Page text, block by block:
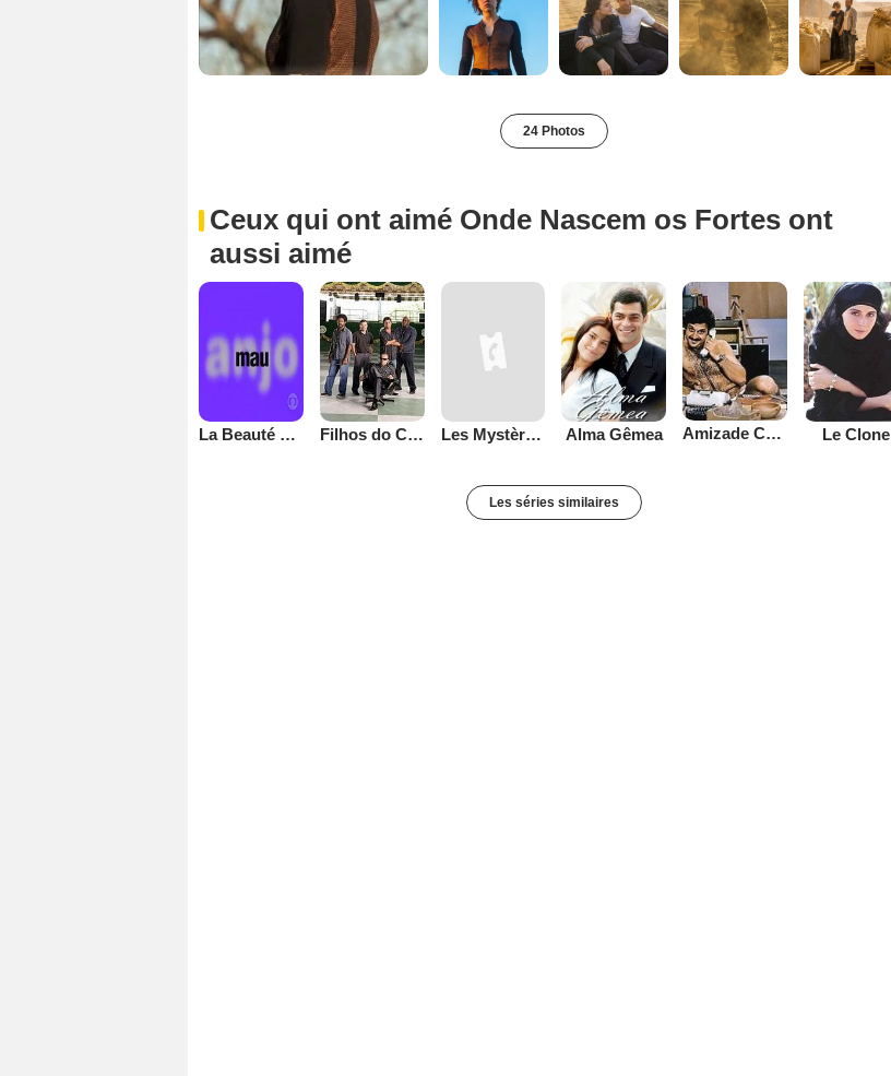
24 Photos
Ceux qui ont aimé Onde Nascem os Fortes ont
aussi aimé
La Beauté du Diable Filhos do Carnaval Les Mystères de Lisbonne Alma Gêmea Amizade Colorida Le Clone
Les séries similaires